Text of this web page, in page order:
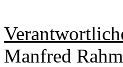
Manfred